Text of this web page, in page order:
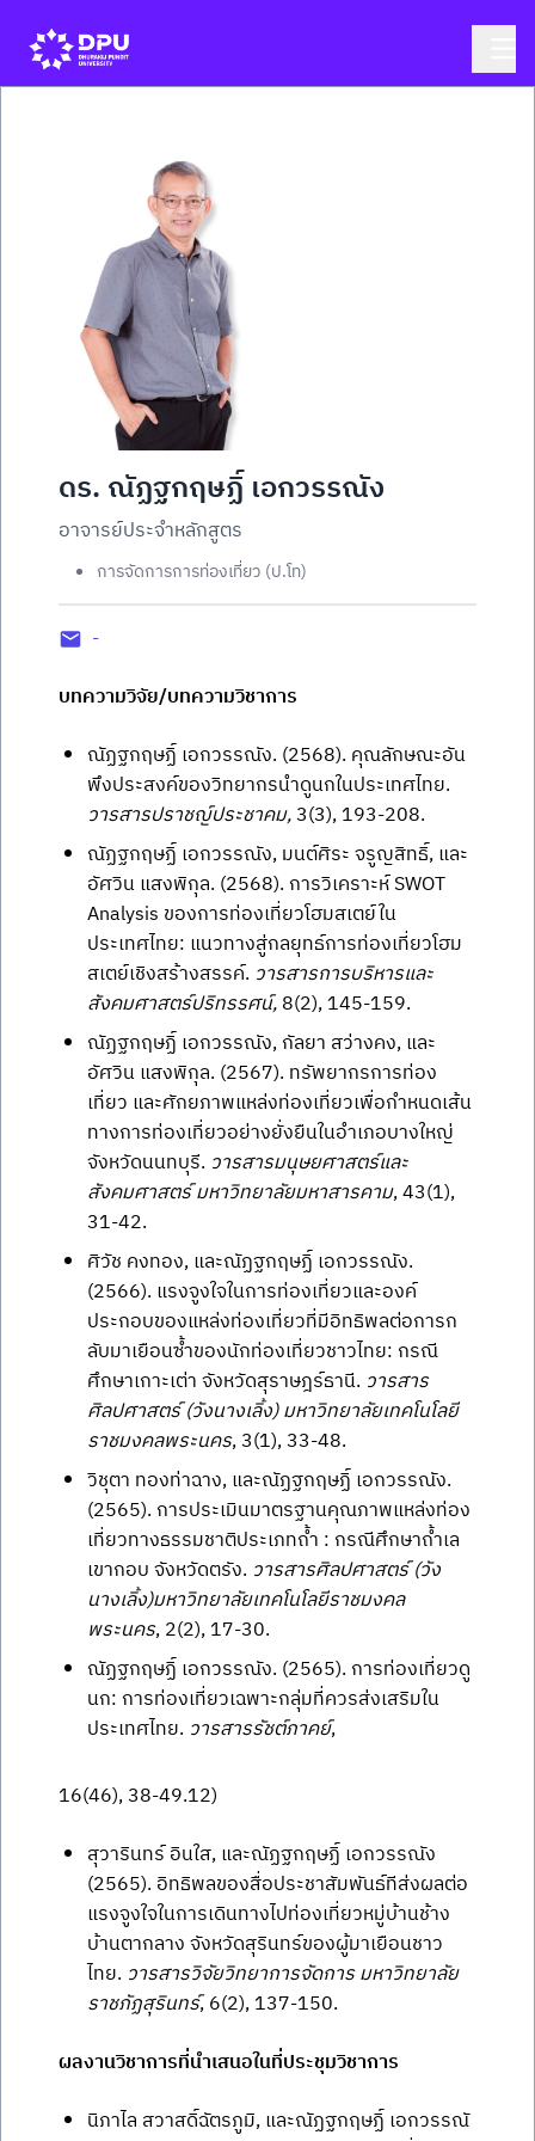
ดร. ณัฏฐกฤษฏิ์ เอกวรรณัง
อาจารย์ประจำหลักสูตร
การจัดการการท่องเที่ยว (ป.โท)
-
บทความวิจัย/บทความวิชาการ
ณัฏฐกฤษฏิ์ เอกวรรณัง. (2568). คุณลักษณะอัน
พึงประสงค์ของวิทยากรนำดูนกในประเทศไทย.
วารสารปราชญ์ประชาคม,3(3), 193-208.
ณัฏฐกฤษฏิ์ เอกวรรณัง, มนต์ศิระ จรูญสิทธิ์, และ
อัศวิน แสงพิกุล. (2568). การวิเคราะห์ SWOT
Analysis ของการท่องเที่ยวโฮมสเตย์ใน
ประเทศไทย: แนวทางสู่กลยุทธ์การท่องเที่ยวโฮม
สเตย์เชิงสร้างสรรค์. วารสารการบริหารและ
สังคมศาสตร์ปริทรรศน์,8(2), 145-159.
ณัฏฐกฤษฏิ์ เอกวรรณัง, กัลยา สว่างคง, และ
อัศวิน แสงพิกุล. (2567). ทรัพยากรการท่อง
เที่ยว และศักยภาพแหล่งท่องเที่ยวเพื่อกำหนดเส้น
ทางการท่องเที่ยวอย่างยั่งยืนในอำเภอบางใหญ่
จังหวัดนนทบุรี. วารสารมนุษยศาสตร์และ
สังคมศาสตร์ มหาวิทยาลัยมหาสารคาม, 43(1),
31-42.
ศิวัช คงทอง, และณัฏฐกฤษฏิ์ เอกวรรณัง.
(2566). แรงจูงใจในการท่องเที่ยวและองค์
ประกอบของแหล่งท่องเที่ยวที่มีอิทธิพลต่อการก
ลับมาเยือนซ้ำของนักท่องเที่ยวชาวไทย: กรณี
ศึกษาเกาะเต่า จังหวัดสุราษฎร์ธานี. วารสาร
ศิลปศาสตร์ (วังนางเลิ้ง) มหาวิทยาลัยเทคโนโลยี
ราชมงคลพระนคร, 3(1), 33-48.
วิชุตา ทองท่าฉาง, และณัฏฐกฤษฏิ์ เอกวรรณัง.
(2565). การประเมินมาตรฐานคุณภาพแหล่งท่อง
เที่ยวทางธรรมชาติประเภทถ้ำ : กรณีศึกษาถ้ำเล
เขากอบ จังหวัดตรัง. วารสารศิลปศาสตร์ (วัง
นางเลิ้ง)มหาวิทยาลัยเทคโนโลยีราชมงคล
พระนคร, 2(2), 17-30.
ณัฏฐกฤษฏิ์ เอกวรรณัง. (2565). การท่องเที่ยวดู
นก: การท่องเที่ยวเฉพาะกลุ่มที่ควรส่งเสริมใน
ประเทศไทย. วารสารรัชต์ภาคย์,
16(46), 38-49.12)
สุวารินทร์ อินใส, และณัฏฐกฤษฏิ์ เอกวรรณัง
(2565). อิทธิพลของสื่อประชาสัมพันธ์ทีส่งผลต่อ
แรงจูงใจในการเดินทางไปท่องเที่ยวหมู่บ้านช้าง
บ้านตากลาง จังหวัดสุรินทร์ของผู้มาเยือนชาว
ไทย. วารสารวิจัยวิทยาการจัดการ มหาวิทยาลัย
ราชภัฏสุรินทร์, 6(2), 137-150.
ผลงานวิชาการที่นำเสนอในที่ประชุมวิชาการ
นิภาไล สวาสดิ์ฉัตรภูมิ, และณัฏฐกฤษฏิ์ เอกวรรณั